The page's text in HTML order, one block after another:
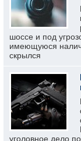
шоссе и под
имеющуюся
скрылся
уголовное дело